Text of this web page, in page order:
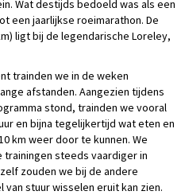
Wat destijds bedoeld was als een
een jaarlijkse roeimarathon. De
ligt bij de legendarische Loreley,
trainden we in de weken
afstanden. Aangezien tijdens
stond, trainden we vooral
en bijna tegelijkertijd wat eten en
km weer door te kunnen. We
steeds vaardiger in
zouden we bij de andere
stuur wisselen eruit kan zien.